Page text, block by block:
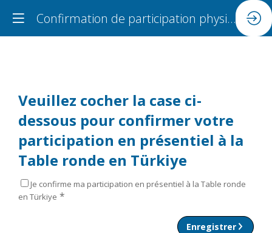
Confirmation de participation physique
Veuillez cocher la case ci-
dessous pour confirmer votre
participation en présentiel à la
Table ronde en Türkiye
Je confirme ma participation en présentiel à la Table ronde
en Türkiye *
Enregistrer